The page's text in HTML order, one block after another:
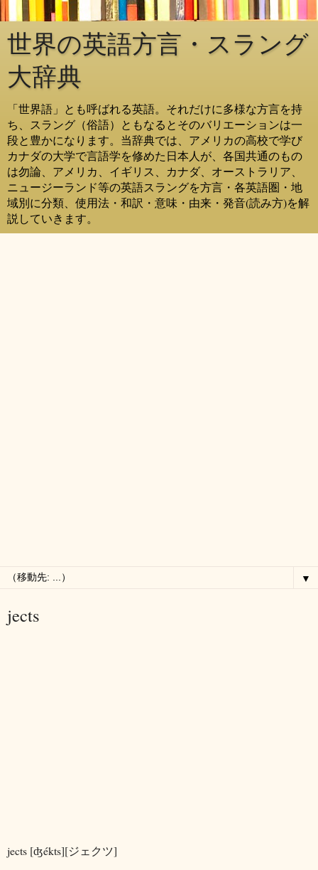
世界の英語方言・スラング
大辞典
「世界語」とも呼ばれる英語。それだけに多様な方言を持
ち、スラング（俗語）ともなるとそのバリエーションは一
段と豊かになります。当辞典では、アメリカの高校で学び
カナダの大学で言語学を修めた日本人が、各国共通のもの
は勿論、アメリカ、イギリス、カナダ、オーストラリア、
ニュージーランド等の英語スラングを方言・各英語圏・地
域別に分類、使用法・和訳・意味・由来・発音(読み方)を解
説していきます。
▼
jects
jects [ʤékts][ジェクツ]